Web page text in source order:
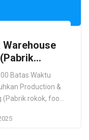
Batas Waktu
Production &
rokok, food
Timur, ID Lokasi